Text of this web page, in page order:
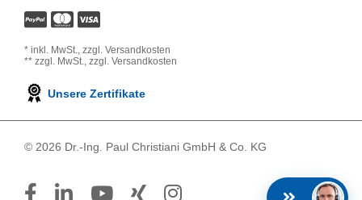
* inkl. MwSt., zzgl. Versandkosten
** zzgl. MwSt., zzgl. Versandkosten
Unsere Zertifikate
© 2026 Dr.-Ing. Paul Christiani GmbH & Co. KG